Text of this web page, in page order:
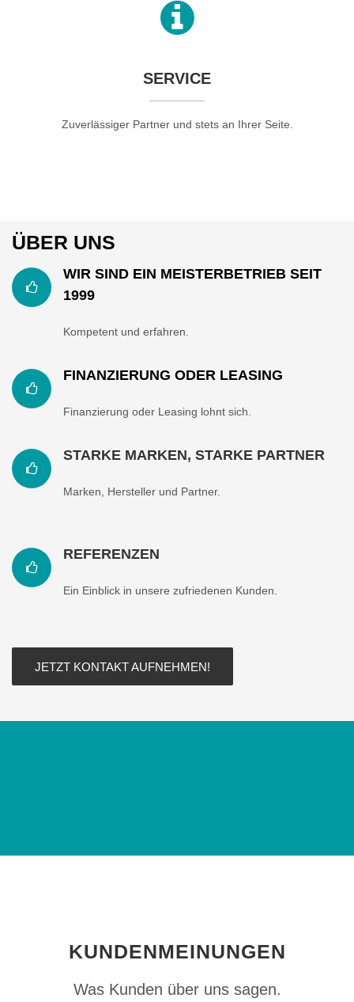
SERVICE
Zuverlässiger Partner und stets an Ihrer Seite.
ÜBER UNS
WIR SIND EIN MEISTERBETRIEB SEIT
1999
Kompetent und erfahren.
FINANZIERUNG ODER LEASING
Finanzierung oder Leasing lohnt sich.
STARKE MARKEN, STARKE PARTNER
Marken, Hersteller und Partner.
REFERENZEN
Ein Einblick in unsere zufriedenen Kunden.
JETZT KONTAKT AUFNEHMEN!
KUNDENMEINUNGEN
Was Kunden über uns sagen.